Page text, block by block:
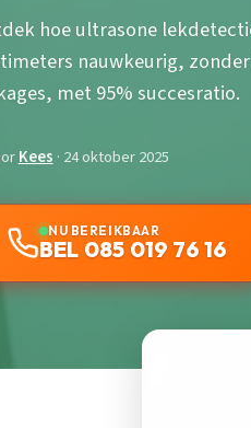
hoe ultrasone
nauwkeurig,
met 95% succesratio.
Kees · 24 oktober 2025
NU BEREIKBAAR
BEL 085 019 76 16